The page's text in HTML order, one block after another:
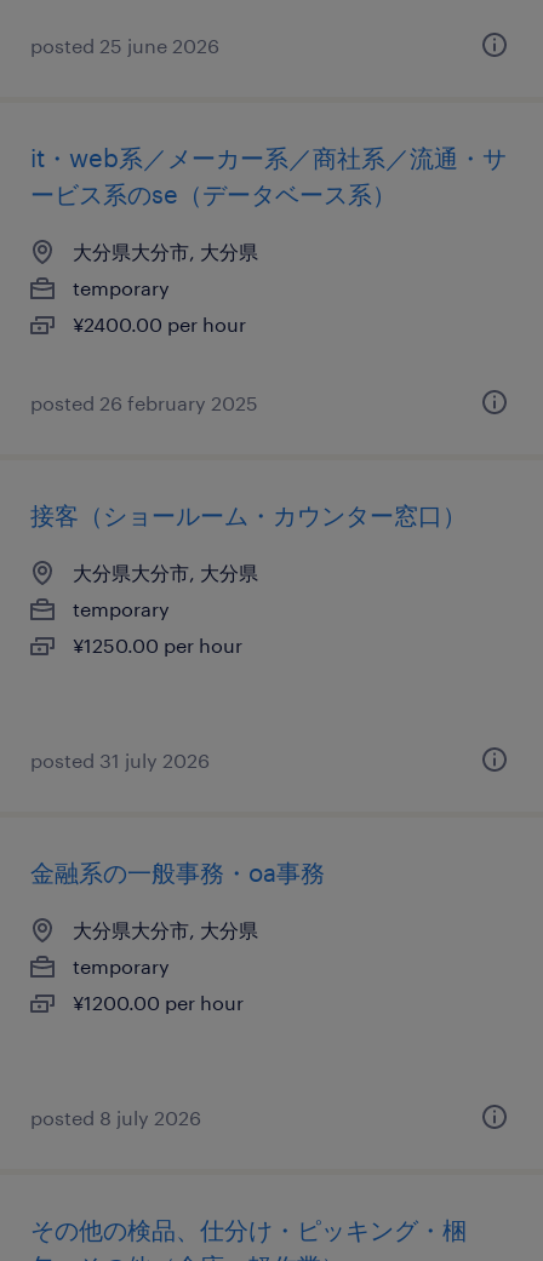
posted 25 june 2026
it・web系／メーカー系／商社系／流通・サ
ービス系のse（データベース系）
大分県大分市, 大分県
temporary
¥2400.00 per hour
posted 26 february 2025
接客（ショールーム・カウンター窓口）
大分県大分市, 大分県
temporary
¥1250.00 per hour
posted 31 july 2026
金融系の一般事務・oa事務
大分県大分市, 大分県
temporary
¥1200.00 per hour
posted 8 july 2026
その他の検品、仕分け・ピッキング・梱